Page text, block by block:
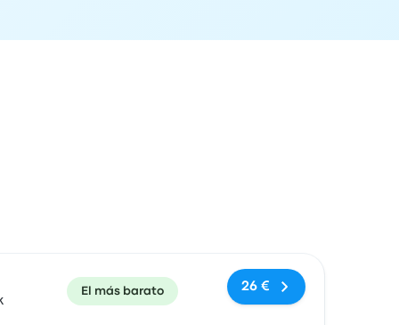
El más barato 26 €